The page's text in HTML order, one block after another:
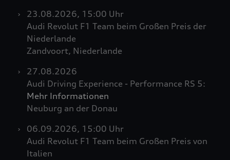
23.08.2026, 15:00 Uhr
Audi Revolut F1 Team beim Großen Preis der
Niederlande
Zandvoort, Niederlande
27.08.2026
Audi Driving Experience - Performance RS 5:
Mehr Informationen
Neuburg an der Donau
06.09.2026, 15:00 Uhr
Audi Revolut F1 Team beim Großen Preis von
Italien